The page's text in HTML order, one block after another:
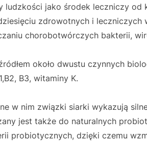
ludzkości jako środek leczniczy
zdrowotnych i leczniczych
chorobotwórczych bakterii,
około dwustu czynnych
B3, witaminy K.
w nim związki siarki wykazują
jest także do naturalnych
probiotycznych, dzięki czemu